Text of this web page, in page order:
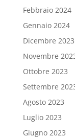
Febbraio 2024
Gennaio 2024
Dicembre 2023
Novembre
Ottobre 2023
Settembre
Agosto 2023
Luglio 2023
Giugno 2023